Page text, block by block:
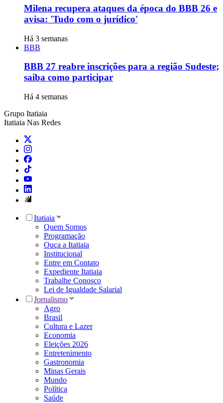
Milena recupera ataques da época do BBB 26 e
avisa: 'Tudo com o jurídico'
Há 3 semanas
BBB
BBB 27 reabre inscrições para a região Sudeste;
saiba como participar
Há 4 semanas
Grupo Itatiaia
Itatiaia Nas Redes
Itatiaia
Quem Somos
Programação
Ouça a Itatiaia
Institucional
Entre em Contato
Expediente Itatiaia
Trabalhe Conosco
Lei de Igualdade Salarial
Jornalismo
Agro
Brasil
Cultura e Lazer
Economia
Eleições 2026
Entretenimento
Gastronomia
Minas Gerais
Mundo
Política
Saúde